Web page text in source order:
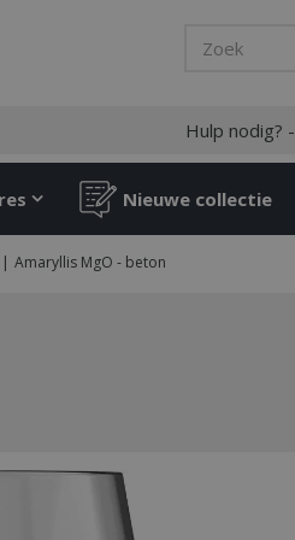
Amaryllis MgO - beton
Hulp nodig? -
Nieuwe collectie